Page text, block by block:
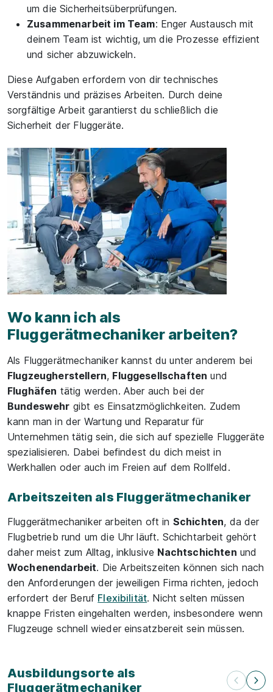
um die Sicherheitsüberprüfungen.
Zusammenarbeit im Team: Enger Austausch mit
deinem Team ist wichtig, um die Prozesse effizient
und sicher abzuwickeln.
Diese Aufgaben erfordern von dir technisches
Verständnis und präzises Arbeiten. Durch deine
sorgfältige Arbeit garantierst du schließlich die
Sicherheit der Fluggeräte.
Wo kann ich als
Fluggerätmechaniker arbeiten?
Als Fluggerätmechaniker kannst du unter anderem bei
Flugzeugherstellern, Fluggesellschaften und
Flughäfen tätig werden. Aber auch bei der
Bundeswehr gibt es Einsatzmöglichkeiten. Zudem
kann man in der Wartung und Reparatur für
Unternehmen tätig sein, die sich auf spezielle Fluggeräte
spezialisieren. Dabei befindest du dich meist in
Werkhallen oder auch im Freien auf dem Rollfeld.
Arbeitszeiten als Fluggerätmechaniker
Fluggerätmechaniker arbeiten oft in Schichten, da der
Flugbetrieb rund um die Uhr läuft. Schichtarbeit gehört
daher meist zum Alltag, inklusive Nachtschichten und
Wochenendarbeit. Die Arbeitszeiten können sich nach
den Anforderungen der jeweiligen Firma richten, jedoch
erfordert der Beruf Flexibilität. Nicht selten müssen
knappe Fristen eingehalten werden, insbesondere wenn
Flugzeuge schnell wieder einsatzbereit sein müssen.
Ausbildungsorte als
Fluggerätmechaniker